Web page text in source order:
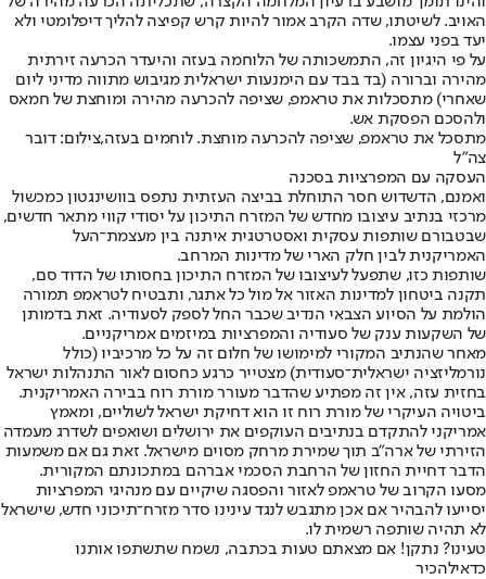
האויב. לשיטתו, שדה הקרב אמור להיות קרש קפיצה להליך דיפלומטי ולא
יעד בפני עצמו.
על פי היגיון זה, התמשכותה של הלוחמה בעזה והיעדר הכרעה זירתית
מהירה וברורה (בד בבד עם הימנעות ישראלית מגיבוש מתווה מדיני ליום
שאחרי) מתסכלות את טראמפ, שציפה להכרעה מהירה ומוחצת של חמאס
ולהסכם הפסקת אש.
מתסכל את טראמפ, שציפה להכרעה מוחצת. לוחמים בעזה,צילום: דובר
צה"ל
העסקה עם המפרציות בסכנה
ואמנם, הדשדוש חסר התוחלת בביצה העזתית נתפס בוושינגטון כמכשול
מרכזי בנתיב עיצובו מחדש של המזרח התיכון על יסודי קווי מתאר חדשים,
שבטבורם שותפות עסקית ואסטרטגית איתנה בין מעצמת־העל
האמריקנית לבין חלק הארי של מדינות המרחב.
שותפות כזו, שתפעל לעיצובו של המזרח התיכון בחסותו של הדוד סם,
תקנה ביטחון למדינות האזור אל מול כל אתגר, ותבטיח לטראמפ תמורה
הולמת על הסיוע הצבאי הנדיב שכבר החל לספק לסעודיה. זאת בדמותן
של השקעות ענק של סעודיה והמפרציות במיזמים אמריקניים.
מאחר שהנתיב המקורי למימושו של חלום זה על כל מרכיביו (כולל
נורמליזציה ישראלית־סעודית) מצטייר כרגע כחסום לאור התנהלות ישראל
בחזית עזה, אין זה מפתיע שהדבר מעורר מורת רוח בבירה האמריקנית.
ביטויה העיקרי של מורת רוח זו הוא דחיקת ישראל לשוליים, ומאמץ
אמריקני להתקדם בנתיבים העוקפים את ירושלים ושואפים לשדרג מעמדה
הזירתי של ארה"ב תוך שמירת מרחק מסוים מישראל. זאת גם אם משמעות
הדבר דחיית החזון של הרחבת הסכמי אברהם במתכונתם המקורית.
מסעו הקרוב של טראמפ לאזור והפסגה שיקיים עם מנהיגי המפרציות
יסייעו להבהיר אם אכן מתגבש לנגד עינינו סדר מזרח־תיכוני חדש, שישראל
לא תהיה שותפה רשמית לו.
טעינו? נתקן! אם מצאתם טעות בכתבה, נשמח שתשתפו אותנו
כדאילהכיר